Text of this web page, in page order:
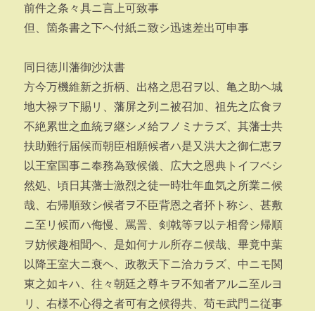
前件之条々具ニ言上可致事
但、箇条書之下ヘ付紙ニ致シ迅速差出可申事
同日徳川藩御沙汰書
方今万機維新之折柄、出格之思召ヲ以、亀之助ヘ城
地大禄ヲ下賜リ、藩屏之列ニ被召加、祖先之広食ヲ
不絶累世之血統ヲ継シメ給フノミナラズ、其藩士共
扶助難行届候而朝臣相願候者ハ是又洪大之御仁恵ヲ
以王室国事ニ奉務為致候儀、広大之恩典トイフベシ
然処、頃日其藩士激烈之徒一時壮年血気之所業ニ候
哉、右帰順致シ候者ヲ不臣背恩之者抔ト称シ、甚敷
ニ至リ候而ハ侮慢、罵詈、剣戟等ヲ以テ相脅シ帰順
ヲ妨候趣相聞ヘ、是如何ナル所存ニ候哉、畢竟中葉
以降王室大ニ衰ヘ、政教天下ニ洽カラズ、中ニモ関
東之如キハ、往々朝廷之尊キヲ不知者アルニ至ルヨ
リ、右様不心得之者可有之候得共、苟モ武門ニ従事